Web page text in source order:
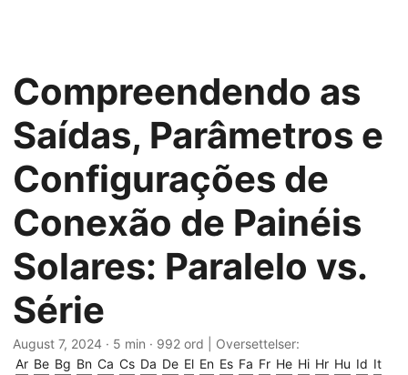
Compreendendo as
Saídas, Parâmetros e
Configurações de
Conexão de Painéis
Solares: Paralelo vs.
Série
August 7, 2024 · 5 min · 992 ord | Oversettelser:
Ar Be Bg Bn Ca Cs Da De El En Es Fa Fr He Hi Hr Hu Id It